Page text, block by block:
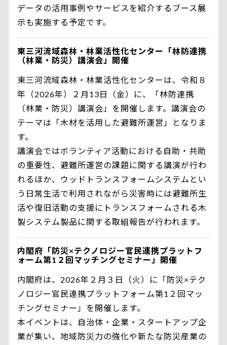
データの活用事例やサービスを紹介するブース展
示も実施する予定です。
東三河流域森林・林業活性化センター「林防連携
（林業・防災）講演会」開催
東三河流域森林・林業活性化センターは、令和８
年（2026年）２月13日（金）に、「林防連携
（林業・防災）講演会」を開催します。講演会の
テーマは「木材を活用した避難所運営」となりま
す。
講演会ではボランティア活動における自助・共助
の重要性、避難所運営の課題に関する講演が行わ
れるほか、ウッドトランスフォームシステムとい
う日常生活で利用されながら災害時には避難所生
活や復旧活動の支援にトランスフォームされる木
製システム製品に関する取組報告が行われます。
内閣府「防災×テクノロジー官民連携プラットフ
ォーム第1２回マッチングセミナー」開催
内閣府は、2026年２月３日（火）に「防災×テク
ノロジー官民連携プラットフォーム第1２回マッ
チングセミナー」を開催します。
本イベントは、自治体・企業・スタートアップ企
業が集い、地域防災力の強化や新たな防災産業の